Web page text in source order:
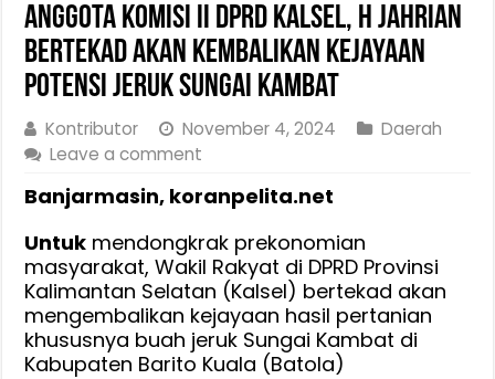
Anggota Komisi II DPRD Kalsel, H Jahrian
Bertekad Akan Kembalikan Kejayaan
Potensi Jeruk Sungai Kambat
Kontributor November 4, 2024
Daerah
Leave a comment
Banjarmasin, koranpelita.net
Untuk mendongkrak prekonomian
masyarakat, Wakil Rakyat di DPRD Provinsi
Kalimantan Selatan (Kalsel) bertekad akan
mengembalikan kejayaan hasil pertanian
khususnya buah jeruk Sungai Kambat di
Kabupaten Barito Kuala (Batola)